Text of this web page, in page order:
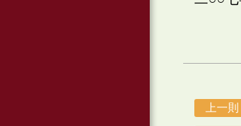
上一則